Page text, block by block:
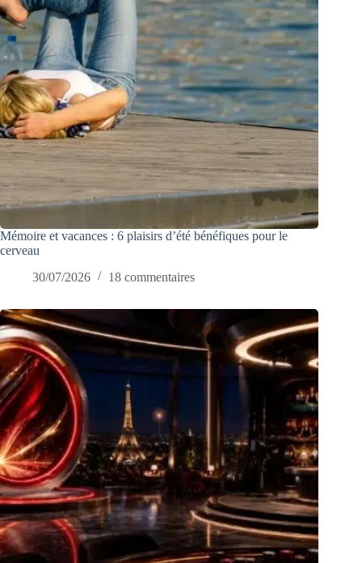
Mémoire et vacances : 6 plaisirs d’été bénéfiques pour le
cerveau
30/07/2026
18 commentaires